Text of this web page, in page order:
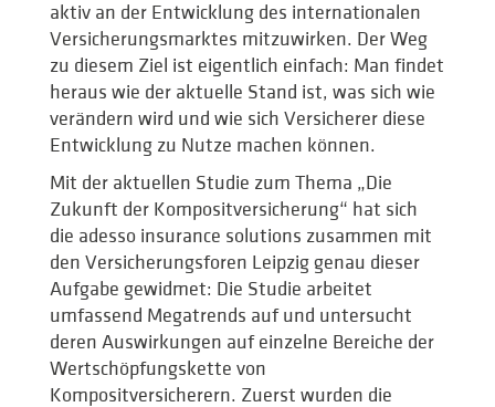
aktiv an der Entwicklung des internationalen
Versicherungsmarktes mitzuwirken. Der Weg
zu diesem Ziel ist eigentlich einfach: Man findet
heraus wie der aktuelle Stand ist, was sich wie
verändern wird und wie sich Versicherer diese
Entwicklung zu Nutze machen können.
Mit der aktuellen Studie zum Thema „Die
Zukunft der Kompositversicherung“ hat sich
die adesso insurance solutions zusammen mit
den Versicherungsforen Leipzig genau dieser
Aufgabe gewidmet: Die Studie arbeitet
umfassend Megatrends auf und untersucht
deren Auswirkungen auf einzelne Bereiche der
Wertschöpfungskette von
Kompositversicherern. Zuerst wurden die